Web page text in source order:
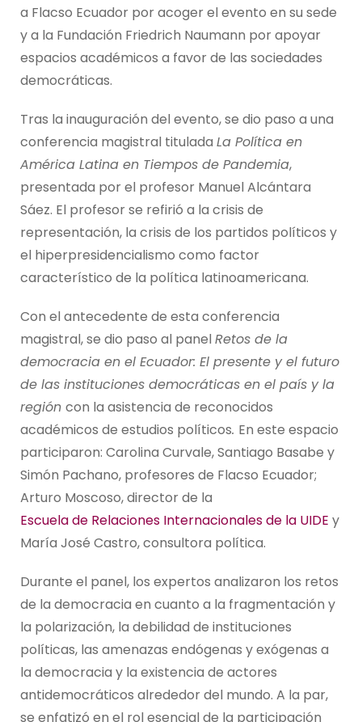
a Flacso Ecuador por acoger el evento en su sede
y a la Fundación Friedrich Naumann por apoyar
espacios académicos a favor de las sociedades
democráticas.
Tras la inauguración del evento, se dio paso a una
conferencia magistral titulada La Política en
América Latina en Tiempos de Pandemia,
presentada por el profesor Manuel Alcántara
Sáez. El profesor se refirió a la crisis de
representación, la crisis de los partidos políticos y
el hiperpresidencialismo como factor
característico de la política latinoamericana.
Con el antecedente de esta conferencia
magistral, se dio paso al panelRetos de la
democracia en el Ecuador: El presente y el futuro
de las instituciones democráticas en el país y la
región con la asistencia de reconocidos
académicos de estudios políticos. En este espacio
participaron: Carolina Curvale, Santiago Basabe y
Simón Pachano, profesores de Flacso Ecuador;
Arturo Moscoso, director de la
Escuela de Relaciones Internacionales de la UIDE y
María José Castro, consultora política.
Durante el panel, los expertos analizaron los retos
de la democracia en cuanto a la fragmentación y
la polarización, la debilidad de instituciones
políticas, las amenazas endógenas y exógenas a
la democracia y la existencia de actores
antidemocráticos alrededor del mundo. A la par,
se enfatizó en el rol esencial de la participación